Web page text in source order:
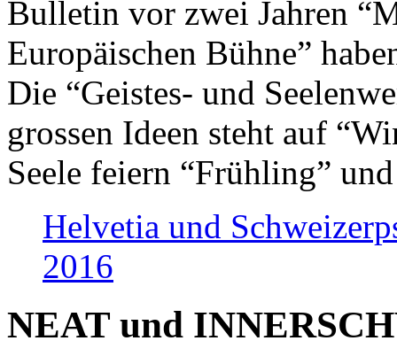
Bulletin vor zwei Jahren
Europäischen Bühne”
Die “Geistes- und
grossen Ideen steht auf
Seele feiern “Frühling”
Helvetia und
2016
NEAT und